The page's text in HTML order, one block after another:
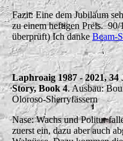
Fazit: Eine dem Jubiläum
zu einem heftigen Preis.
überprüft) Ich dankeBeam-
Laphroaig 1987 - 2021,
Story, Book 4. Ausbau:
Oloroso-Sherryfässern
Nase: Wachs und Politur
zuerst ein, dazu aber auch